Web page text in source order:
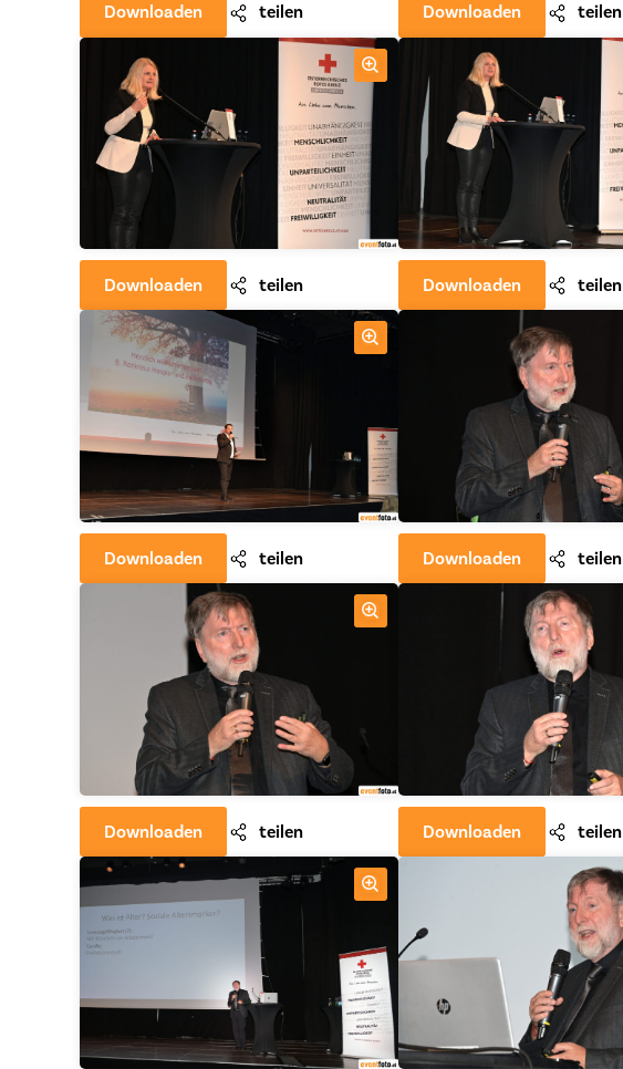
Downloaden teilen Downloaden teilen
Downloaden teilen Downloaden teilen
Downloaden teilen Downloaden teilen
Downloaden teilen Downloaden teilen